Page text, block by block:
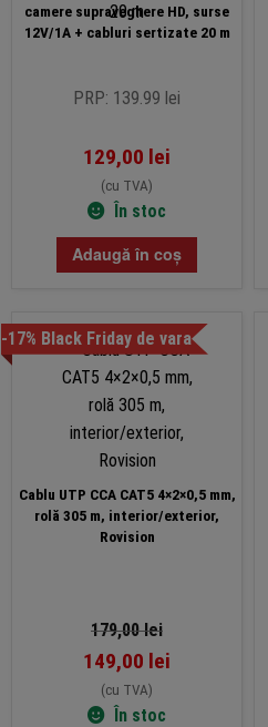
camere supraveghere HD, surse
12V/1A + cabluri sertizate 20 m
PRP: 139.99 lei
129,00 lei
(cu TVA)
În stoc
Adaugă în coș
-17% Black Friday de vara
Cablu UTP CCA CAT5 4×2×0,5 mm,
rolă 305 m, interior/exterior,
Rovision
179,00lei
149,00 lei
(cu TVA)
În stoc